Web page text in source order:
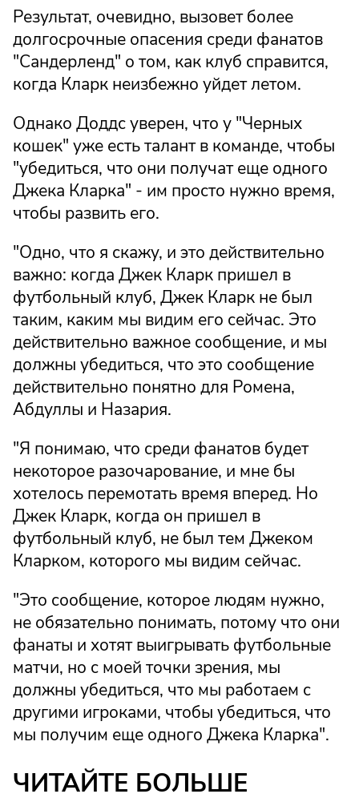
Результат, очевидно, вызовет более
долгосрочные опасения среди фанатов
"Сандерленд" о том, как клуб справится,
когда Кларк неизбежно уйдет летом.
Однако Доддс уверен, что у "Черных
кошек" уже есть талант в команде, чтобы
"убедиться, что они получат еще одного
Джека Кларка" - им просто нужно время,
чтобы развить его.
"Одно, что я скажу, и это действительно
важно: когда Джек Кларк пришел в
футбольный клуб, Джек Кларк не был
таким, каким мы видим его сейчас. Это
действительно важное сообщение, и мы
должны убедиться, что это сообщение
действительно понятно для Ромена,
Абдуллы и Назария.
"Я понимаю, что среди фанатов будет
некоторое разочарование, и мне бы
хотелось перемотать время вперед. Но
Джек Кларк, когда он пришел в
футбольный клуб, не был тем Джеком
Кларком, которого мы видим сейчас.
"Это сообщение, которое людям нужно,
не обязательно понимать, потому что они
фанаты и хотят выигрывать футбольные
матчи, но с моей точки зрения, мы
должны убедиться, что мы работаем с
другими игроками, чтобы убедиться, что
мы получим еще одного Джека Кларка".
ЧИТАЙТЕ БОЛЬШЕ